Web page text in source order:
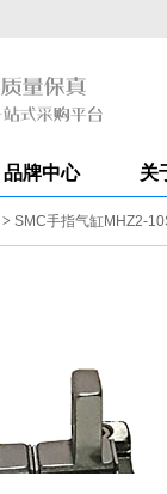
品牌中心 关
> SMC手指气缸MHZ2-